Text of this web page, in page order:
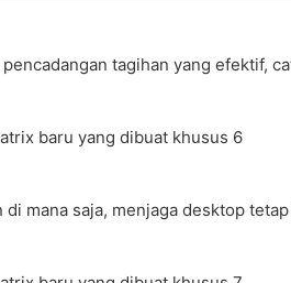
tagihan yang efektif,
mana saja, menjaga desktop